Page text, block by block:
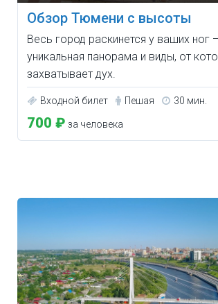
Обзор Тюмени с высоты
Весь город раскинется у ваших ног
уникальная панорама и виды, от
захватывает дух.
Входной билет Пешая 30 мин.
700 ₽ за человека